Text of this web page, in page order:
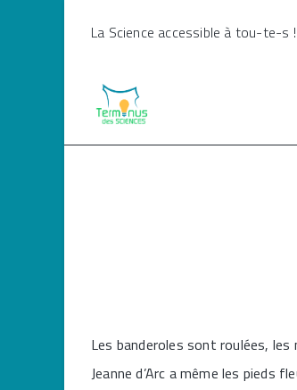
La Science accessible à tou-te-s !
Les banderoles sont roulées, les
Jeanne d’Arc a même les pieds